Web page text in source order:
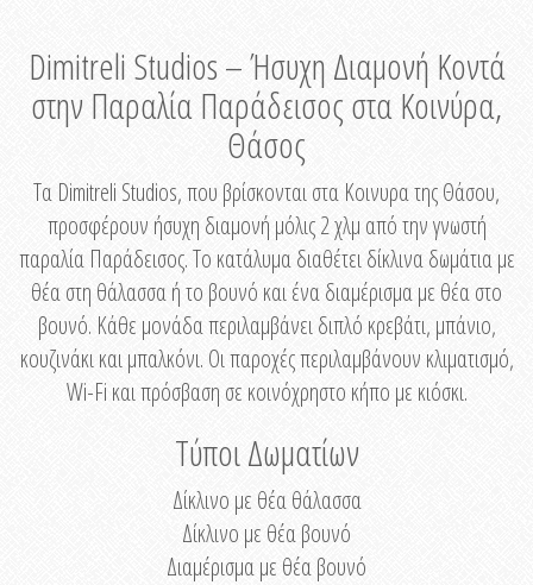
Dimitreli Studios – Ήσυχη Διαμονή Κοντά
στην Παραλία Παράδεισος στα Κοινύρα,
Θάσος
Τα Dimitreli Studios, που βρίσκονται στα Κοινυρα της Θάσου,
προσφέρουν ήσυχη διαμονή μόλις 2 χλμ από την γνωστή
παραλία Παράδεισος. Το κατάλυμα διαθέτει δίκλινα δωμάτια με
θέα στη θάλασσα ή το βουνό και ένα διαμέρισμα με θέα στο
βουνό. Κάθε μονάδα περιλαμβάνει διπλό κρεβάτι, μπάνιο,
κουζινάκι και μπαλκόνι. Οι παροχές περιλαμβάνουν κλιματισμό,
Wi-Fi και πρόσβαση σε κοινόχρηστο κήπο με κιόσκι.
Τύποι Δωματίων
Δίκλινο με θέα θάλασσα
Δίκλινο με θέα βουνό
Διαμέρισμα με θέα βουνό